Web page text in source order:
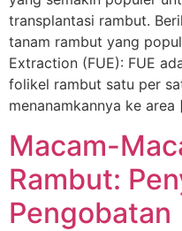
transplantasi rambut.
tanam rambut yang
Extraction (FUE): FUE
folikel rambut satu per
menanamkannya ke
Macam-
Rambut:
Pengobatan